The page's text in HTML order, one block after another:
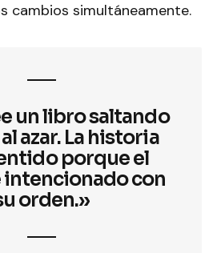
cambios simultáneamente.
un libro saltando
azar. La historia
porque el
intencionado con
orden.»